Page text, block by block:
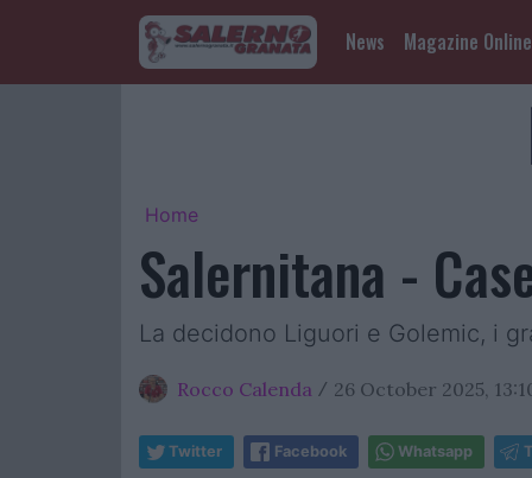
News Magazine Online
Home
Salernitana -
La decidono Liguori e Golemic, i
Rocco Calenda / 26 October 2025,
Twitter Facebook Whatsapp